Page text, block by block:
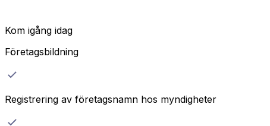
Kom igång idag
Företagsbildning
Registrering av företagsnamn hos myndigheter